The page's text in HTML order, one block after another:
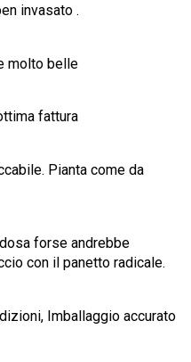
invasato .
molto belle
fattura
Pianta come da
forse andrebbe
con il panetto radicale.
Imballaggio accurato